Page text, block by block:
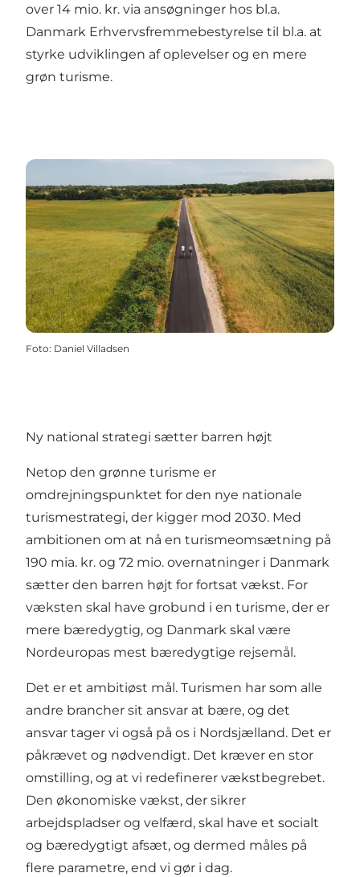
over 14 mio. kr. via ansøgninger hos bl.a.
Danmark Erhvervsfremmebestyrelse til bl.a. at
styrke udviklingen af oplevelser og en mere
grøn turisme.
Foto: Daniel Villadsen
Ny national strategi sætter barren højt
Netop den grønne turisme er
omdrejningspunktet for den nye nationale
turismestrategi, der kigger mod 2030. Med
ambitionen om at nå en turismeomsætning på
190 mia. kr. og 72 mio. overnatninger i Danmark
sætter den barren højt for fortsat vækst. For
væksten skal have grobund i en turisme, der er
mere bæredygtig, og Danmark skal være
Nordeuropas mest bæredygtige rejsemål.
Det er et ambitiøst mål. Turismen har som alle
andre brancher sit ansvar at bære, og det
ansvar tager vi også på os i Nordsjælland. Det er
påkrævet og nødvendigt. Det kræver en stor
omstilling, og at vi redefinerer vækstbegrebet.
Den økonomiske vækst, der sikrer
arbejdspladser og velfærd, skal have et socialt
og bæredygtigt afsæt, og dermed måles på
flere parametre, end vi gør i dag.